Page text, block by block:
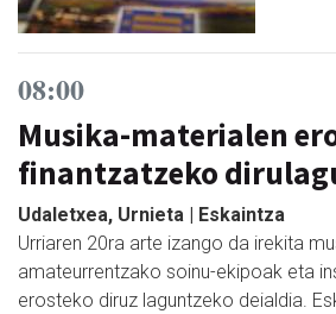
08:00
Musika-materialen
finantzatzeko
Udaletxea, Urnieta | Eskaintza
Urriaren 20ra arte izango da irekita
amateurrentzako soinu-ekipoak eta
erosteko diruz laguntzeko deialdia.